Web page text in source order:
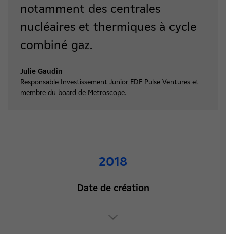
notamment des centrales
nucléaires et thermiques à cycle
combiné gaz.
Julie Gaudin
Responsable Investissement Junior EDF Pulse Ventures et
membre du board de Metroscope.
2018
Date de création